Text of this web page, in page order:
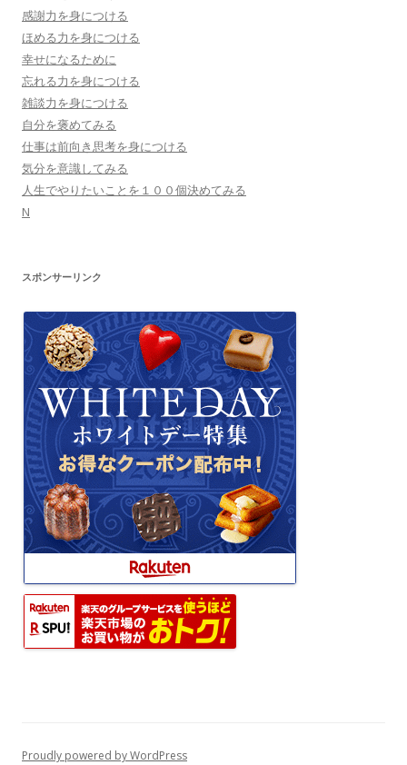
ョ
ン
感謝力を身につける
ほめる力を身につける
幸せになるために
忘れる力を身につける
雑談力を身につける
自分を褒めてみる
仕事は前向き思考を身につける
気分を意識してみる
人生でやりたいことを１００個決めてみる
N
スポンサーリンク
Proudly powered by WordPress